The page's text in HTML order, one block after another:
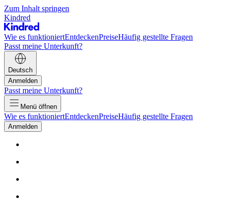
Zum Inhalt springen
Kindred
Wie es funktioniertEntdeckenPreiseHäufig gestellte Fragen
Passt meine Unterkunft?
Deutsch
Anmelden
Passt meine Unterkunft?
Menü öffnen
Wie es funktioniertEntdeckenPreiseHäufig gestellte Fragen
Anmelden